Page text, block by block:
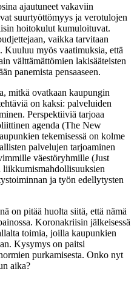
ajautuneet vakaviin
suurtyöttömyys ja verotulojen
hoitokulut kumuloituvat.
vaikka tarvitaan
Kuuluu myös vaatimuksia, että
välttämättömien lakisääteisten
panemista pensaaseen.
mitkä ovatkaan kaupungin
on kaksi: palveluiden
Perspektiiviä tarjoaa
agenda (The New
tekemisessä on kolme
palvelujen tarjoaminen
väestöryhmille (Just
ja työn edellytysten
on pitää huolta siitä, että nämä
Koronakriisin jälkeisessä
toimia, joilla kaupunkien
Kysymys on paitsi
purkamisesta. Onko nyt
aika?